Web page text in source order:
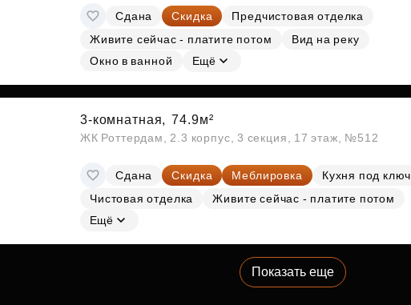
Сдана Скидка
Предчистовая отделка
Живите сейчас - платите потом
Вид на реку
Окно в ванной
Ещё
3-комнатная, 74.9м²
ЖК Роттердам, 2.3 корпус, 3 секция, 17 этаж, №512
Сдана Скидка Меблировка
Кухня под ключ
Чистовая отделка
Живите сейчас - платите потом
Ещё
Показать еще